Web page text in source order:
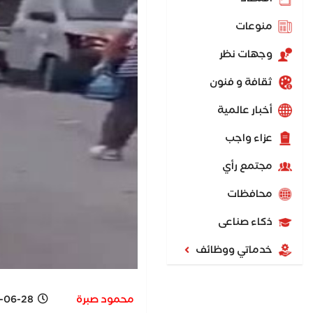
منوعات
وجهات نظر
ثقافة و فنون
أخبار عالمية
عزاء واجب
مجتمع رأي
محافظات
ذكاء صناعى
خدماتي ووظائف
محمود صبرة 06-28